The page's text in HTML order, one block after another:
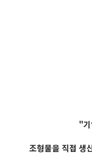
"
조형물을 직접 생